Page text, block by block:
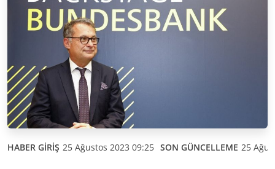
HABER GİRİŞ 25 Ağustos 2023 09:25 SON GÜNCELLEME 25